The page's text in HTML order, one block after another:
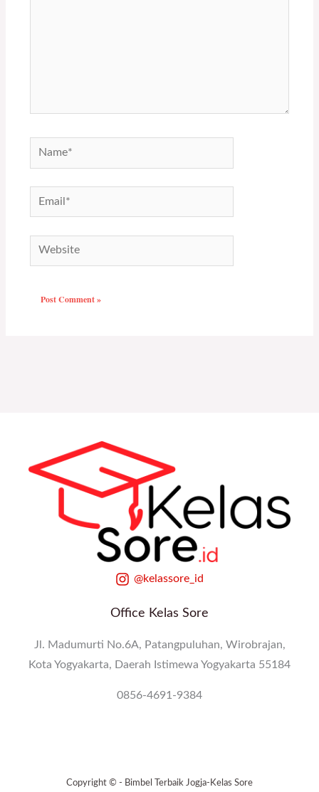
Name*
Email*
Website
@kelassore_id
Office Kelas Sore
Jl. Madumurti No.6A, Patangpuluhan, Wirobrajan,
Kota Yogyakarta, Daerah Istimewa Yogyakarta 55184
0856-4691-9384
Copyright © - Bimbel Terbaik Jogja-Kelas Sore